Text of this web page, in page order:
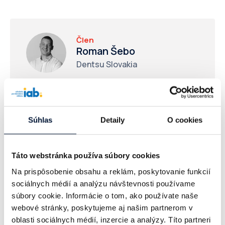
Súhlas Detaily O cookies
Táto webstránka používa súbory cookies
Na prispôsobenie obsahu a reklám, poskytovanie funkcií
sociálnych médií a analýzu návštevnosti používame
súbory cookie. Informácie o tom, ako používate naše
webové stránky, poskytujeme aj našim partnerom v
oblasti sociálnych médií, inzercie a analýzy. Títo partneri
Člen
Roman Šebo
Dentsu Slovakia
odborných eventov a ešte viac prepojiť
našich členov, aby sme spoločne
nachádzali synergie a prispievali k
rozvoju digitálnej reklamy na Slovensku.